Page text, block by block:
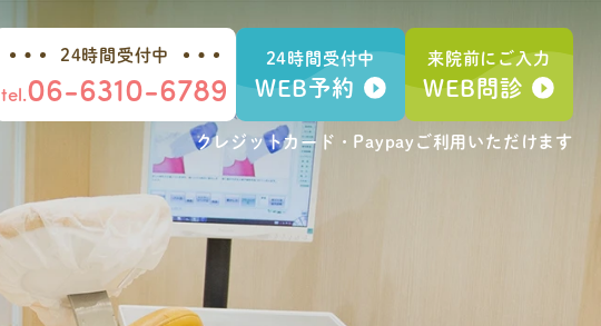
24時間受付中
tel.06-6310-6789
24時間受付中
WEB予約
来院前にご入力
WEB問診
クレジットカード・Paypay ご利用いただけます